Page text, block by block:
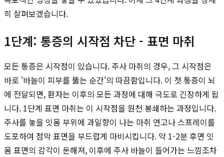
히 살펴보겠습니다.
1단계: 통증의 시작점 차단 - 표면 마취
모든 통증은 시작점이 있습니다. 주사 마취의 경우, 그 시작점은
바로 '바늘이 피부를 뚫는 순간'의 따끔함입니다. 이 첫 통증이 뇌
에 전달되면, 환자는 이후의 모든 과정에 대해 극도로 긴장하게 됩
니다. 1단계 표면 마취는 이 시작점을 원천 봉쇄하는 과정입니다.
주사를 놓을 잇몸 부위에 과일향이 나는 마취 연고나 스프레이를
도포하여 점막 표면을 부드럽게 마비시킵니다. 약 1-2분 후면 잇
몸 표면의 감각이 둔해져, 이후에 주사 바늘이 들어가는 느낌조차